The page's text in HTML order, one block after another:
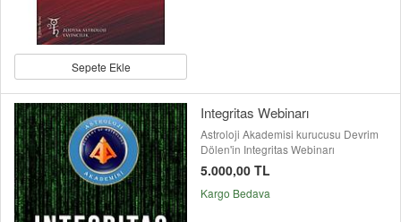
Sepete Ekle
Integritas Webinarı
Astroloji Akademisi kurucusu Devrim
Dölen'in Integritas Webinarı
5.000,00 TL
Kargo Bedava